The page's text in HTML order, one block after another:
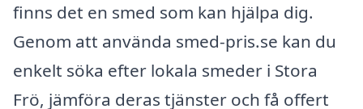
finns det en smed som kan hjälpa dig.
Genom att använda smed-pris.se kan du
enkelt söka efter lokala smeder i Stora
Frö, jämföra deras tjänster och få offert